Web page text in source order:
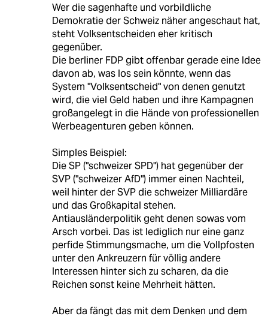
Wer die sagenhafte und vorbildliche
Demokratie der Schweiz näher angeschaut hat,
steht Volksentscheiden eher kritisch
gegenüber.
Die berliner FDP gibt offenbar gerade eine Idee
davon ab, was los sein könnte, wenn das
System "Volksentscheid" von denen genutzt
wird, die viel Geld haben und ihre Kampagnen
großangelegt in die Hände von professionellen
Werbeagenturen geben können.
Simples Beispiel:
Die SP ("schweizer SPD") hat gegenüber der
SVP ("schweizer AfD") immer einen Nachteil,
weil hinter der SVP die schweizer Milliardäre
und das Großkapital stehen.
Antiausländerpolitik geht denen sowas vom
Arsch vorbei. Das ist lediglich nur eine ganz
perfide Stimmungsmache, um die Vollpfosten
unter den Ankreuzern für völlig andere
Interessen hinter sich zu scharen, da die
Reichen sonst keine Mehrheit hätten.
Aber da fängt das mit dem Denken und dem